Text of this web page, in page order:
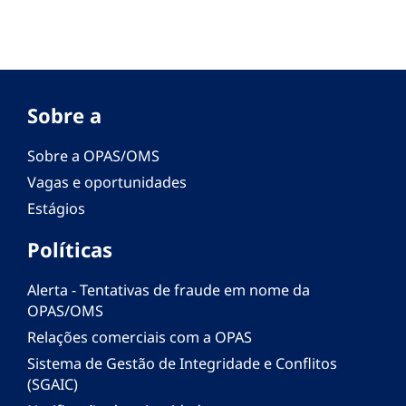
Sobre a
Sobre a OPAS/OMS
Vagas e oportunidades
Estágios
Políticas
Alerta - Tentativas de fraude em nome da
OPAS/OMS
Relações comerciais com a OPAS
Sistema de Gestão de Integridade e Conflitos
(SGAIC)